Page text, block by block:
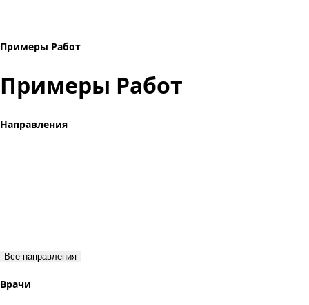
Примеры Работ
Примеры Работ
Направления
Все направления
Врачи